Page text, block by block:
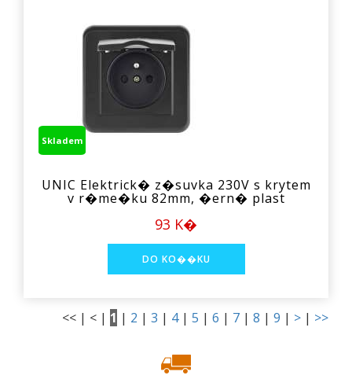
Skladem
UNIC Elektrick� z�suvka 230V s krytem
v r�me�ku 82mm, �ern� plast
93 K�
<< | < | 1 | 2 | 3 | 4| 5 | 6 | 7 | 8 | 9 | > | >>